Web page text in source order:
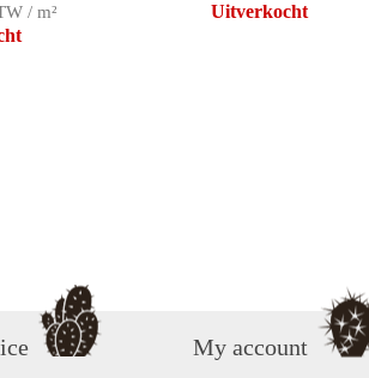
/ m²
Uitverkocht
My account